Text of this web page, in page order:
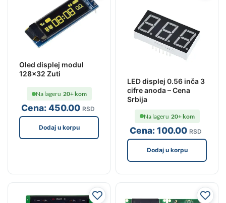
Oled displej modul
128×32 Zuti
Cena:450.00 RSD
Na lageru 20+ kom
Dodaj u korpu
LED displej 0.56 inča 3
cifre anoda – Cena
Srbija
Cena:100.00 RSD
Na lageru 20+ kom
Dodaj u korpu